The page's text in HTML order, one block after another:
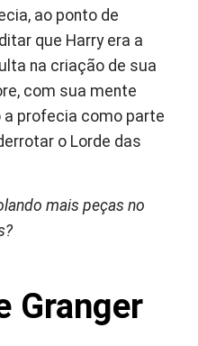
ao ponto de
que Harry era a
na criação de sua
com sua mente
a profecia como parte
o Lorde das
mais peças no
Granger